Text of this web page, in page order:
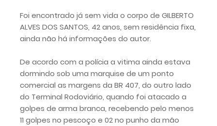
Foi encontrado já sem vida o corpo de GILBERTO
ALVES DOS SANTOS, 42 anos, sem residência fixa,
ainda não há informações do autor.
De acordo com a polícia a vitima ainda estava
dormindo sob uma marquise de um ponto
comercial as margens da BR 407, do outro lado
do Terminal Rodoviário, quando foi atacado a
golpes de arma branca, recebendo pelo menos
11 golpes no pescoço e 02 no punho da mão